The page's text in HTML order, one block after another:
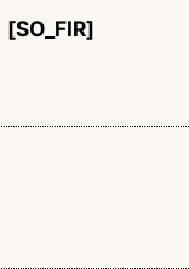
[SO_FIR]